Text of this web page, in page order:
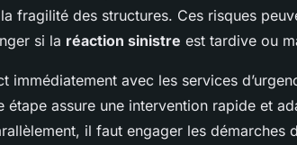
fragilité des structures. Ces risques
si la réaction sinistre est tardive ou
immédiatement avec les services
étape assure une intervention rapide et
il faut engager les démarches